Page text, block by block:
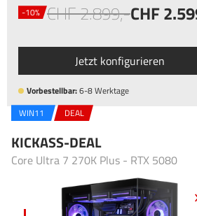
-10% 2.899,-
Jetzt konfigurieren
Vorbestellbar:6-8 Werktage
WIN11
DEAL
KICKASS-DEAL
Core Ultra 7 270K Plus - RTX 5080